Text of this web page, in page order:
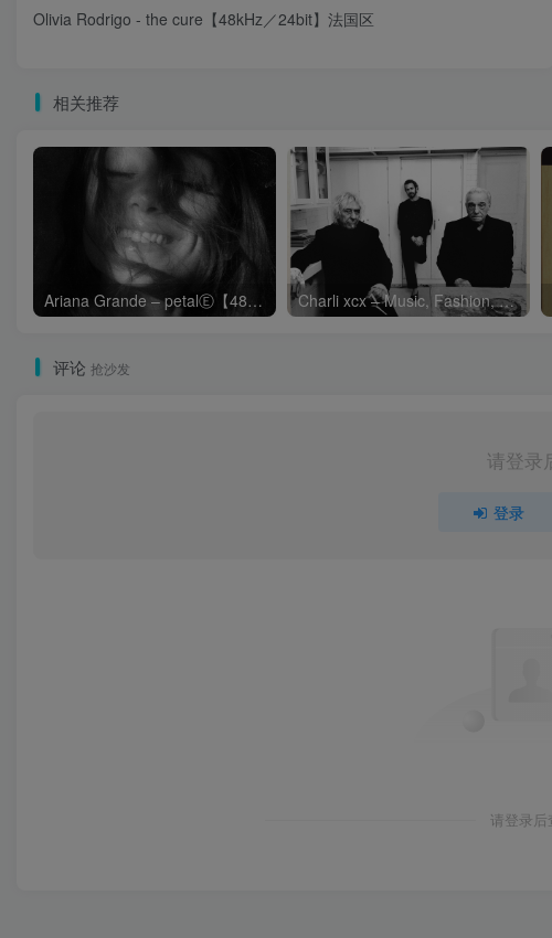
Olivia Rodrigo - the cure【48kHz／24bit】法国区
相关推荐
Ariana Grande – petalⒺ【48kHz／24bit】英国区 Charli xcx – Music, Fashion, FilmⒺ【48kHz／24bit】英国区
评论 抢沙发
请登录
登录
请登录